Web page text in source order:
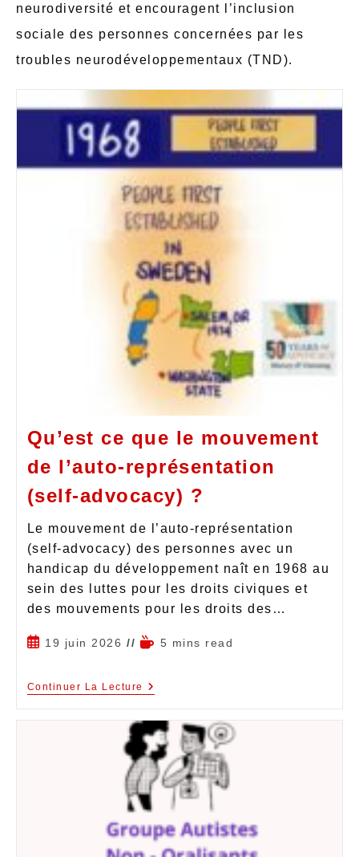
neurodiversité et encouragent l’inclusion
sociale des personnes concernées par les
troubles neurodéveloppementaux (TND).
Qu’est ce que le mouvement
de l’auto-représentation
(self-advocacy) ?
Le mouvement de l’auto-représentation
(self-advocacy) des personnes avec un
handicap du développement naît en 1968 au
sein des luttes pour les droits civiques et
des mouvements pour les droits des…
19 juin 2026 5 mins read
Continuer La Lecture